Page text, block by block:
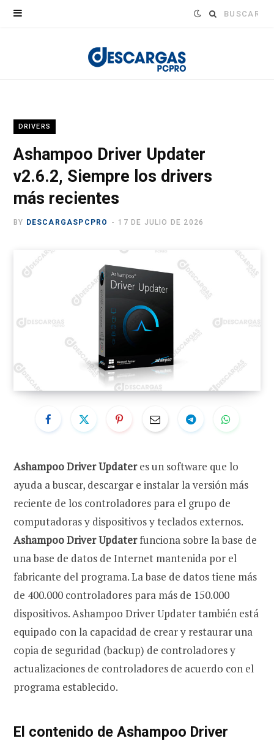
Buscar:
DRIVERS
Ashampoo Driver Updater
v2.6.2, Siempre los drivers
más recientes
BY DESCARGASPCPRO 17 DE JULIO DE 2026
Ashampoo Driver Updateres un software que lo
ayuda a buscar, descargar e instalar la versión más
reciente de los controladores para el grupo de
computadoras y dispositivos y teclados externos.
Ashampoo Driver Updaterfunciona sobre la base de
una base de datos de Internet mantenida por el
fabricante del programa. La base de datos tiene más
de 400.000 controladores para más de 150.000
dispositivos. Ashampoo Driver Updater también está
equipado con la capacidad de crear y restaurar una
copia de seguridad (backup) de controladores y
actualizaciones de controladores de acuerdo con el
programa establecido.
El contenido de Ashampoo Driver